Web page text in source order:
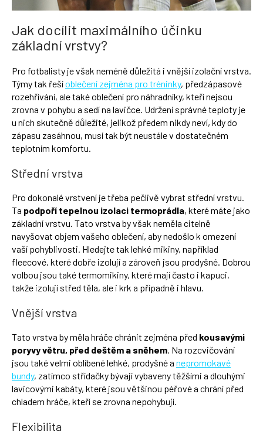
Jak docílit maximálního účinku
základní vrstvy?
Pro fotbalisty je však neméně důležitá i vnější izolační vrstva.
Týmy tak řešíoblečení zejména pro tréninky, předzápasové
rozehřívání, ale také oblečení pro náhradníky, kteří nejsou
zrovna v pohybu a sedí na lavičce. Udržení správné teploty je
u nich skutečně důležité, jelikož předem nikdy neví, kdy do
zápasu zasáhnou, musí tak být neustále v dostatečném
teplotním komfortu.
Střední vrstva
Pro dokonalé vrstvení je třeba pečlivě vybrat střední vrstvu.
Ta podpoří tepelnou izolaci termoprádla, které máte jako
základní vrstvu. Tato vrstva by však neměla citelně
navyšovat objem vašeho oblečení, aby nedošlo k omezení
vaší pohyblivosti. Hledejte tak lehké mikiny, například
fleecové, které dobře izolují a zároveň jsou prodyšné. Dobrou
volbou jsou také termomikiny, které mají často i kapuci,
takže izolují střed těla, ale i krk a případně i hlavu.
Vnější vrstva
Tato vrstva by měla hráče chránit zejména před kousavými
poryvy větru, před deštěm a sněhem. Na rozcvičování
jsou také velmi oblíbené lehké, prodyšné a nepromokavé
bundy, zatímco střídačky bývají vybaveny těžšími a dlouhými
lavicovými kabáty, které jsou většinou péřové a chrání před
chladem hráče, kteří se zrovna nepohybují.
Flexibilita